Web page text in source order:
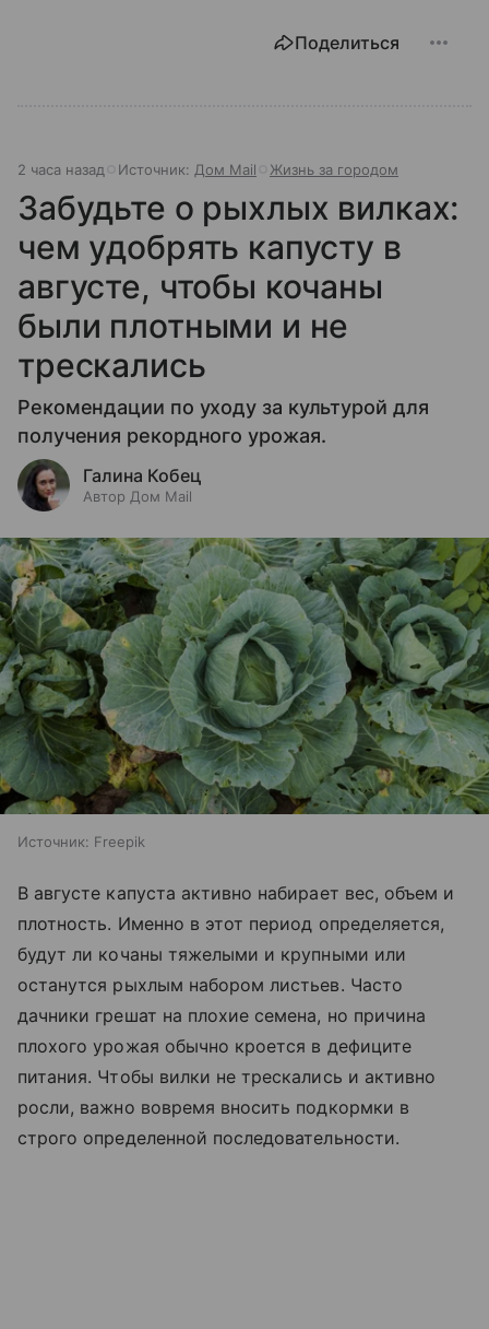
Поделиться
2 часа назад Источник: Дом Mail Жизнь за городом
Забудьте о рыхлых вилках:
чем удобрять капусту в
августе, чтобы кочаны
были плотными и не
трескались
Рекомендации по уходу за культурой для
получения рекордного урожая.
Галина Кобец
Автор Дом Mail
Источник: Freepik
В августе капуста активно набирает вес, объем и
плотность. Именно в этот период определяется,
будут ли кочаны тяжелыми и крупными или
останутся рыхлым набором листьев. Часто
дачники грешат на плохие семена, но причина
плохого урожая обычно кроется в дефиците
питания. Чтобы вилки не трескались и активно
росли, важно вовремя вносить подкормки в
строго определенной последовательности.